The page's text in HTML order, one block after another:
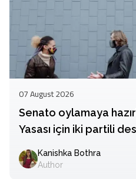
07 August 2026
Senato oylamaya
Yasası için iki partili
Kanishka Bothra
Author